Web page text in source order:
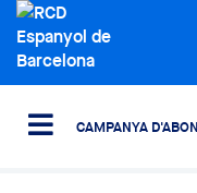
CAMPANYA